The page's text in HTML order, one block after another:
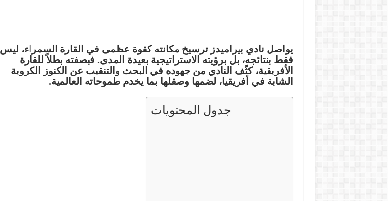
يواصل نادي بيراميدز ترسيخ مكانته كقوة عظمى في القارة السمراء، ليس
فقط بنتائجه، بل برؤيته الاستراتيجية بعيدة المدى. فبصفته بطلاً للقارة
الأفريقية، كثّف النادي من جهوده في البحث والتنقيب عن الكنوز الكروية
الشابة في أفريقيا، لضمها وصقلها بما يخدم طموحاته العالمية.
جدول المحتويات